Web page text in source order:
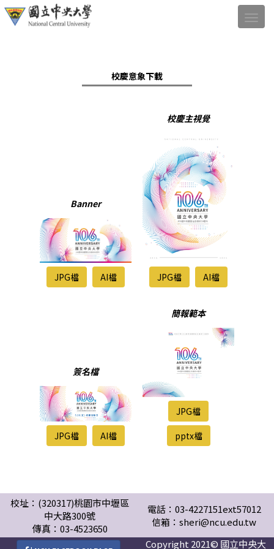
校慶意象下載
Banner
JPG檔 AI檔
校慶主視覺
JPG檔 AI檔
簽名檔
JPG檔 AI檔
簡報範本
JPG檔
pptx檔
校址：(320317)桃園市中壢區
中大路300號
傳真：03-4523650
電話：03-4227151ext57012
信箱：sheri@ncu.edu.tw
Copyright 2021© 國立中央大